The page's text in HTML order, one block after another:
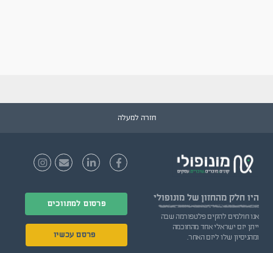
חזרה למעלה
היו חלק מהחזון של מונופולי
אנו חולמים להקים פלטפורמה שבה
ייתן יזם ישראלי אחד מהחוכמה
ומהניסיון שלו ליזם האחר.
פרסום למתווכים
פרסם עכשיו